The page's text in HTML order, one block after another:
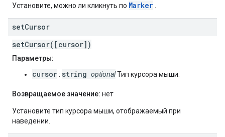
Установите, можно ли кликнуть по Marker
setCursor
setCursor([cursor])
Параметры:
cursor: string optionalТип курсора мыши.
Возвращаемое значение: нет
Установите тип курсора мыши, отображаемый при
наведении.